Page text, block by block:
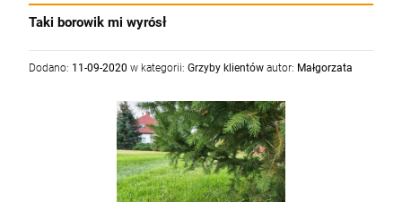
Taki borowik mi wyrósł
Dodano: 11-09-2020 w kategorii: Grzyby klientów autor: Małgorzata